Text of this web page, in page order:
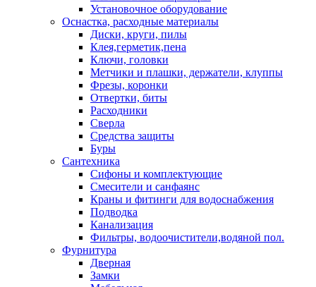
Установочное оборудование
Оснастка, расходные материалы
Диски, круги, пилы
Клея,герметик,пена
Ключи, головки
Метчики и плашки, держатели, клуппы
Фрезы, коронки
Отвертки, биты
Расходники
Сверла
Средства защиты
Буры
Сантехника
Сифоны и комплектующие
Смесители и санфаянс
Краны и фитинги для водоснабжения
Подводка
Канализация
Фильтры, водоочистители,водяной пол.
Фурнитура
Дверная
Замки